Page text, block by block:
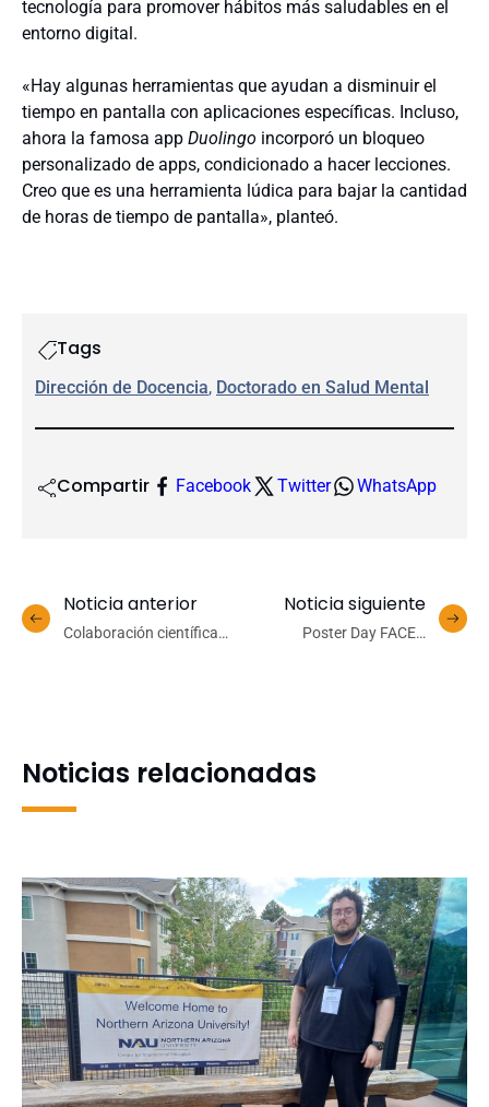
tecnología para promover hábitos más saludables en el
entorno digital.
«Hay algunas herramientas que ayudan a disminuir el
tiempo en pantalla con aplicaciones específicas. Incluso,
ahora la famosa app Duolingo incorporó un bloqueo
personalizado de apps, condicionado a hacer lecciones.
Creo que es una herramienta lúdica para bajar la cantidad
de horas de tiempo de pantalla», planteó.
Tags
Dirección de Docencia, Doctorado en Salud Mental
Compartir Facebook Twitter WhatsApp
Noticia anterior
Colaboración científica
Noticia siguiente
Poster Day FACEA
Noticias relacionadas